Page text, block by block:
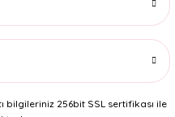
bilgileriniz 256bit SSL sertifikası ile